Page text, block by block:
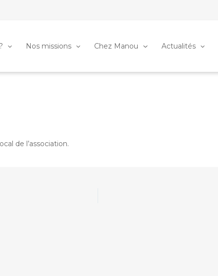
Nos missions Chez Manou Actualités
de l’association.